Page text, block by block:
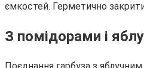
ємкостей. Герметично
З помідорами і